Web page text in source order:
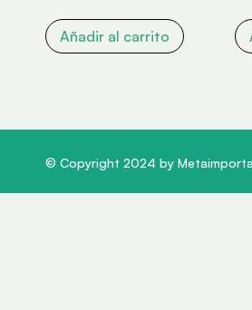
Añadir al carrito
© Copyright 2024 by